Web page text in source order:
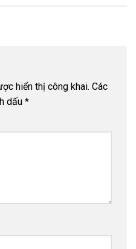
hiển thị công khai. Các
dấu *